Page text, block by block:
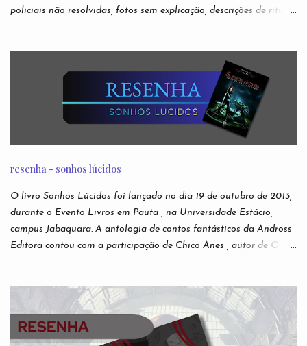
policiais não resolvidas, fotos sem explicação, descrições de rituais
infantis. São narrativas virais e anônimas espalhadas nos
recônditos mais obscuros da internet, sem que se possa rastrear
seus verdadeiros autores. Ou sua veracidade. Acabaram
conhecidas como creepypastas - algo como um copypaste (de
copiar e colar) de situações assustadoras. Mas e se as lendas mais
famosas da Internet não forem boatos? Nesta antologia,
das creepypastas mais perturbadoras de todos os tempos. Do
submundo do Reddit diretamente para sua leitura de cabeceira.
Autores: Alfredo Alvarenga, Ana S. Varella, Andr é Comanche,
Andrei Simões, B...
resenha - sonhos lúcidos
O livro Sonhos Lúcidos foi lançado no dia 19 de outubro de 2013,
durante o Evento Livros em Pauta , na Universidade Estácio,
campus Jabaquara. A antologia de contos fantásticos da Andross
Editora contou com a participação de Chico Anes , autor de O
Haubert , autora de Calisto , Sohuen editados pela Novo Século ,
Ode a Nossas Vidas Infames , pela Multifoco, Sempre o Mesmo
Céu, Sempre o Mesmo Azul , pela Editora Patuá; Suzy M.